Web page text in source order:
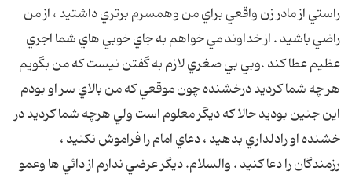
راستي از مادر زن واقعي براي من وهمسرم برتري داشتيد ، از من
راضي باشيد . از خداوند مي خواهم به جاي خوبي هاي شما اجري
عظيم عطا كند .وبي بي صغري لازم به گفتن نيست كه من بگويم
هر چه شما كرديد درخشنده چون موقعي كه من بالاي سر او بودم
اين جنين بوديد حالا كه ديگر معلوم است ولي هرچه شما كرديد در
خشنده او رادلداري بدهيد ، دعاي امام را فراموش نكنيد ،
رزمندگان را دعا كنيد . والسلام. ديگر عرضي ندارم از دائي ها وعمو